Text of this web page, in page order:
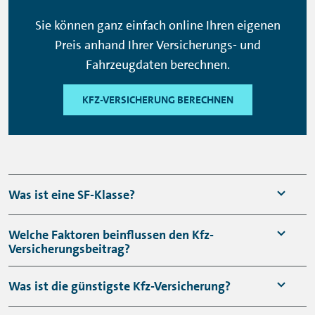
Personen (sog. Vandalismusschäden)
Hackerangriffe
Diese Informationen haben keinen
rechtsverbindlichen Charakter. Es gelten die
Versicherungsvertrag. Irrtümer vorbehalten.
Sie können ganz einfach online Ihren eigenen
Preis anhand Ihrer Versicherungs- und
Fahrzeugdaten berechnen.
KFZ-VERSICHERUNG BERECHNEN
Was ist eine SF-Klasse?
Eine Schadenfreiheitsklasse (SF-Klasse) gibt
Auskunft darüber wie viele Jahre eine
versicherte Person bereits unfallfrei Auto
fährt. Je länger der unfallfreie Zeitraum,
desto höher der Schadenfreiheitsrabatt, den
Welche Faktoren beinflussen den Kfz-
Versicherungsbeitrag?
Bei der Berechnung eines
Versicherungsbeitrages sind mehrere
Was ist die günstigste Kfz-Versicherung?